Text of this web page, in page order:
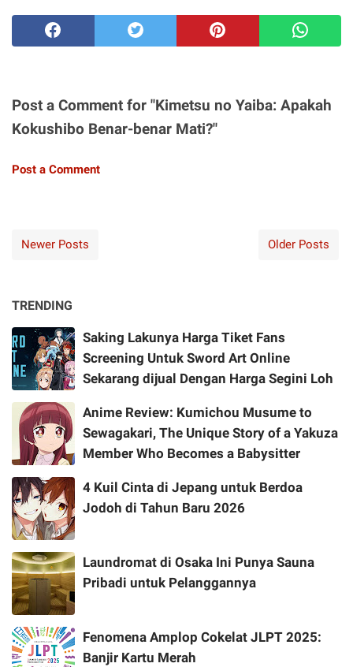
Post a Comment for "Kimetsu no Yaiba: Apakah
Kokushibo Benar-benar Mati?"
Post a Comment
Newer Posts Older Posts
TRENDING
Saking Lakunya Harga Tiket Fans
Screening Untuk Sword Art Online
Sekarang dijual Dengan Harga Segini Loh
Anime Review: Kumichou Musume to
Sewagakari, The Unique Story of a Yakuza
Member Who Becomes a Babysitter
4 Kuil Cinta di Jepang untuk Berdoa
Jodoh di Tahun Baru 2026
Laundromat di Osaka Ini Punya Sauna
Pribadi untuk Pelanggannya
Fenomena Amplop Cokelat JLPT 2025:
Banjir Kartu Merah